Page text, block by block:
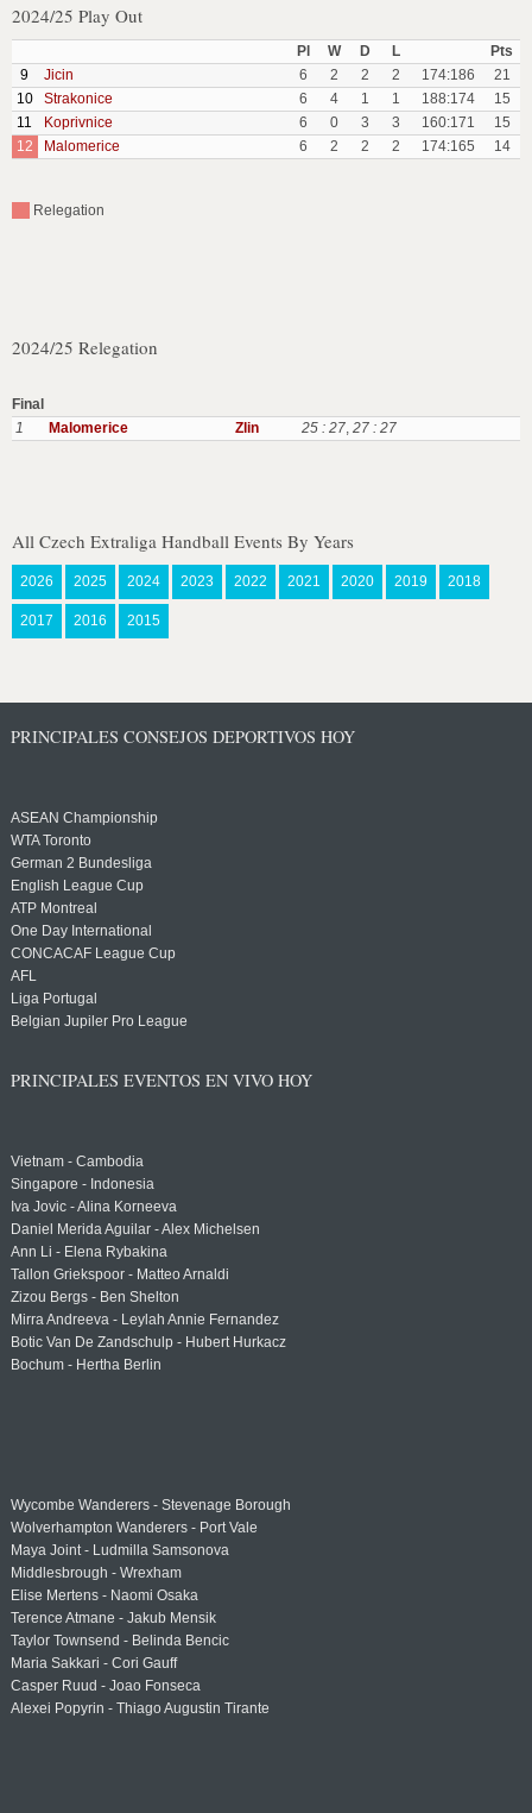
2024/25 Play Out
Pl W D L
Pts
9
Jicin 6 2 2 2 174:186
21
10
Strakonice 6 4 1 1 188:174
15
11
Koprivnice 6 0 3 3 160:171
15
12
Malomerice 6 2 2 2 174:165 14
Relegation
2024/25 Relegation
Final
1
Malomerice Zlin 25 : 27, 27 : 27
All Czech Extraliga Handball Events By Years
2026 2025 2024 2023 2022 2021 2020 2019 2018
2017 2016 2015
PRINCIPALES CONSEJOS DEPORTIVOS HOY
ASEAN Championship
WTA Toronto
German 2 Bundesliga
English League Cup
ATP Montreal
One Day International
CONCACAF League Cup
AFL
Liga Portugal
Belgian Jupiler Pro League
PRINCIPALES EVENTOS EN VIVO HOY
Vietnam - Cambodia
Singapore - Indonesia
Iva Jovic - Alina Korneeva
Daniel Merida Aguilar - Alex Michelsen
Ann Li - Elena Rybakina
Tallon Griekspoor - Matteo Arnaldi
Zizou Bergs - Ben Shelton
Mirra Andreeva - Leylah Annie Fernandez
Botic Van De Zandschulp - Hubert Hurkacz
Bochum - Hertha Berlin
Wycombe Wanderers - Stevenage Borough
Wolverhampton Wanderers - Port Vale
Maya Joint - Ludmilla Samsonova
Middlesbrough - Wrexham
Elise Mertens - Naomi Osaka
Terence Atmane - Jakub Mensik
Taylor Townsend - Belinda Bencic
Maria Sakkari - Cori Gauff
Casper Ruud - Joao Fonseca
Alexei Popyrin - Thiago Augustin Tirante